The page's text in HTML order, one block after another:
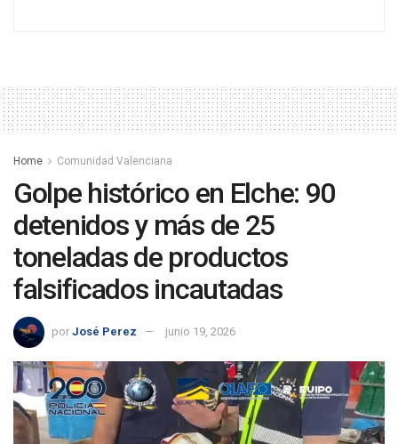
Home Comunidad Valenciana
Golpe histórico en Elche: 90
detenidos y más de 25
toneladas de productos
falsificados incautadas
por José Perez junio 19, 2026